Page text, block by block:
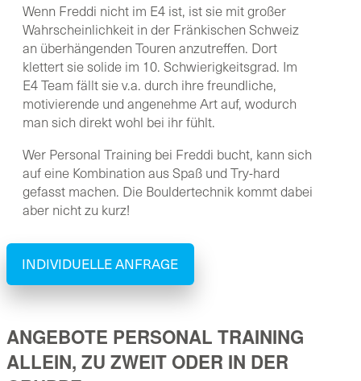
Wenn Freddi nicht im E4 ist, ist sie mit großer
Wahrscheinlichkeit in der Fränkischen Schweiz
an überhängenden Touren anzutreffen. Dort
klettert sie solide im 10. Schwierigkeitsgrad. Im
E4 Team fällt sie v.a. durch ihre freundliche,
motivierende und angenehme Art auf, wodurch
man sich direkt wohl bei ihr fühlt.
Wer Personal Training bei Freddi bucht, kann sich
auf eine Kombination aus Spaß und Try-hard
gefasst machen. Die Bouldertechnik kommt dabei
aber nicht zu kurz!
INDIVIDUELLE ANFRAGE
ANGEBOTE PERSONAL TRAINING
ALLEIN, ZU ZWEIT ODER IN DER